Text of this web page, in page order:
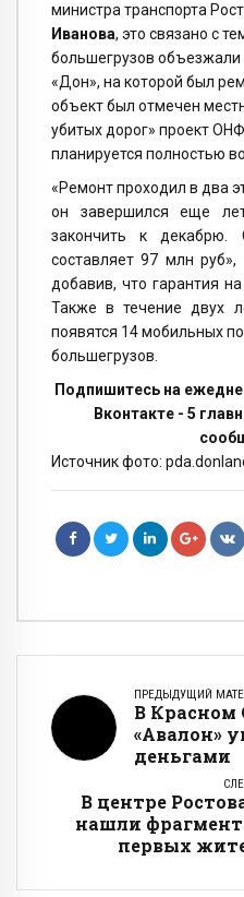
министра транспорта
Иванова, это связано с
большегрузов
«Дон», на которой был
объект был отмечен
убитых дорог» проект
планируется полностью
«Ремонт проходил в два
он завершился еще
закончить к декабрю.
составляет 97 млн
добавив, что гарантия
Также в течение двух
появятся 14 мобильных
большегрузов.
Подпишитесь на
Вконтакте - 5
Источник фото:
ПРЕДЫДУЩИЙ
В Красном
«Авалон»
деньгами
В центре
нашли
первых